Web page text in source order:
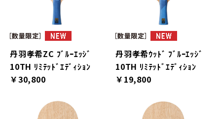
丹羽孝希ZC ﾌﾞﾙｰｴｯｼﾞ
10TH ﾘﾐﾃｯﾄﾞｴﾃﾞｨｼｮﾝ
￥30,800
丹羽孝希ｳｯﾄﾞ ﾌﾞﾙｰｴｯｼﾞ
10TH ﾘﾐﾃｯﾄﾞｴﾃﾞｨｼｮﾝ
￥19,800